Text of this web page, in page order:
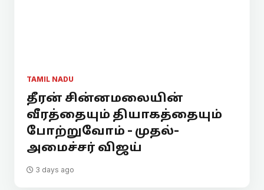
TAMIL NADU
தீரன் சின்னமலையின்
வீரத்தையும் தியாகத்தையும்
போற்றுவோம் - முதல்-
அமைச்சர் விஜய்
3 days ago